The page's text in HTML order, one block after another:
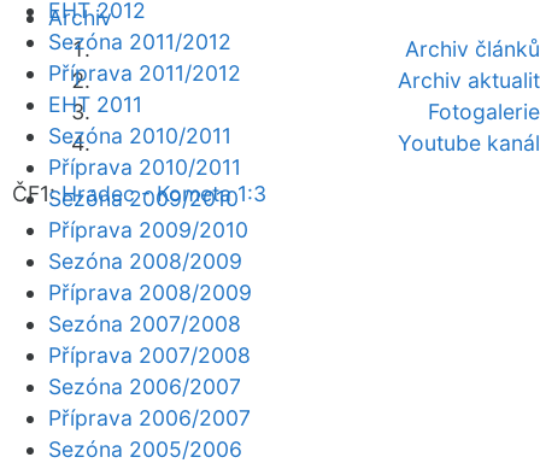
Archiv
Archiv článků
Archiv aktualit
Fotogalerie
Youtube kanál
ČF1:Hradec - Kometa 1:3
EHT 2012
Sezóna 2011/2012
Příprava 2011/2012
EHT 2011
Sezóna 2010/2011
Příprava 2010/2011
Sezóna 2009/2010
Příprava 2009/2010
Sezóna 2008/2009
Příprava 2008/2009
Sezóna 2007/2008
Příprava 2007/2008
Sezóna 2006/2007
Příprava 2006/2007
Sezóna 2005/2006